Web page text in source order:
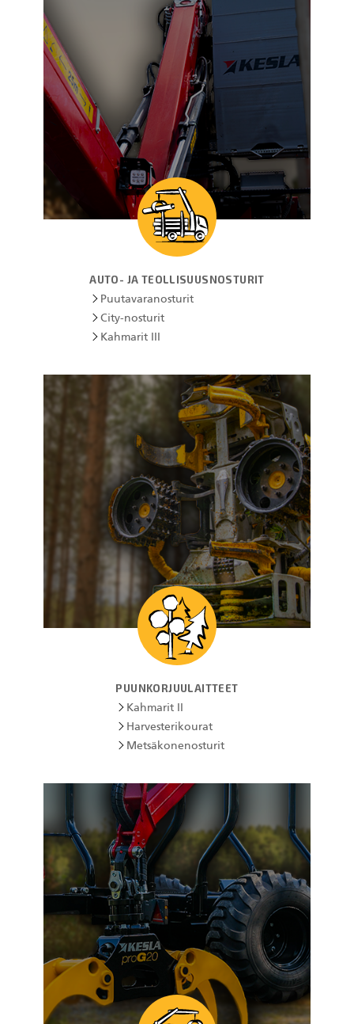
Kuormaimet
Perävaunut
Sykeprosessori
KESLA Defence
AUTO- JA TEOLLISUUSNOSTURIT
Puutavaranosturit
City-nosturit
Kahmarit III
PUUNKORJUULAITTEET
Kahmarit II
Harvesterikourat
Metsäkonenosturit